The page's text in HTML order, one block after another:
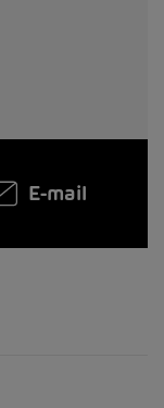
E-mail